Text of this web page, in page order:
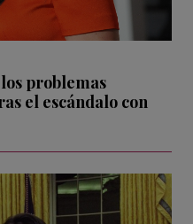
problemas
el escándalo con